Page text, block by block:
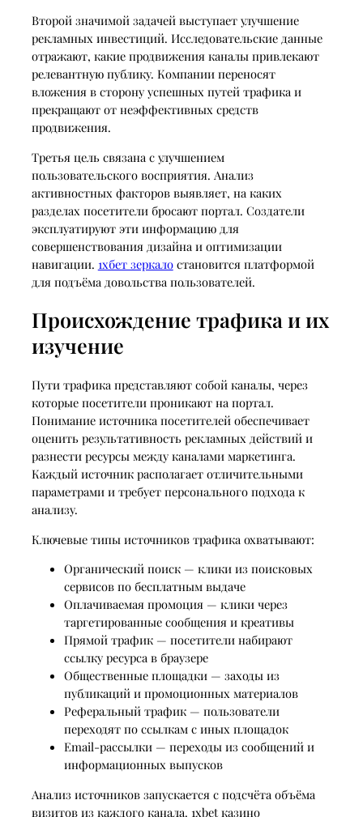
Второй значимой задачей выступает улучшение
рекламных инвестиций. Исследовательские данные
отражают, какие продвижения каналы привлекают
релевантную публику. Компании переносят
вложения в сторону успешных путей трафика и
прекращают от неэффективных средств
продвижения.
Третья цель связана с улучшением
пользовательского восприятия. Анализ
активностных факторов выявляет, на каких
разделах посетители бросают портал. Создатели
эксплуатируют эти информацию для
совершенствования дизайна и оптимизации
навигации. 1хбет зеркалостановится платформой
для подъёма довольства пользователей.
Происхождение трафика и их
изучение
Пути трафика представляют собой каналы, через
которые посетители проникают на портал.
Понимание источника посетителей обеспечивает
оценить результативность рекламных действий и
разнести ресурсы между каналами маркетинга.
Каждый источник располагает отличительными
параметрами и требует персонального подхода к
анализу.
Ключевые типы источников трафика охватывают:
Органический поиск — клики из поисковых
сервисов по бесплатным выдаче
Оплачиваемая промоция — клики через
таргетированные сообщения и креативы
Прямой трафик — посетители набирают
ссылку ресурса в браузере
Общественные площадки — заходы из
публикаций и промоционных материалов
Реферальный трафик — пользователи
переходят по ссылкам с иных площадок
Email-рассылки — переходы из сообщений и
информационных выпусков
Анализ источников запускается с подсчёта объёма
визитов из каждого канала. 1xbet казино